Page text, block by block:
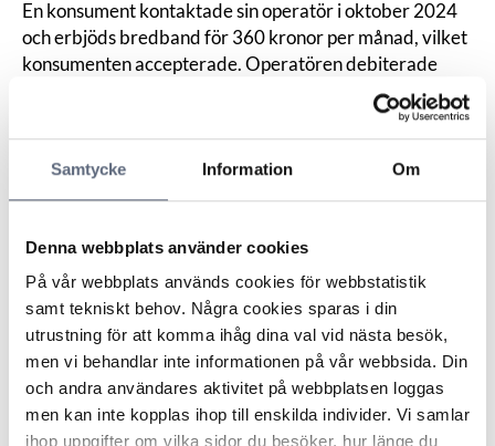
Samtycke Information Om
Denna webbplats använder cookies
På vår webbplats används cookies för webbstatistik
samt tekniskt behov. Några cookies sparas i din
utrustning för att komma ihåg dina val vid nästa besök,
men vi behandlar inte informationen på vår webbsida. Din
och andra användares aktivitet på webbplatsen loggas
men kan inte kopplas ihop till enskilda individer. Vi samlar
ihop uppgifter om vilka sidor du besöker, hur länge du
En konsument kontaktade sin operatör i oktober 2024
och erbjöds bredband för 360 kronor per månad, vilket
konsumenten accepterade. Operatören debiterade
sedan 489 kronor per månad för tjänsten. I ARN krävde
bredbandstjänsten till avtalat pris, och återbetalning av
det överskjutande beloppet som han betalat.
Operatören invände att konsumenten fakturerats
berättat att marknadspriset för tjänsten hade sänkts
och att konsumenten hade en rabatt på 15 procent som
skulle upphöra i november 2024. Det nya priset innebar
inte att rabatten förlängdes.
ARN hade tagit del av en inspelning av samtalet mellan
säljaren och konsumenten, där det framgick att säljaren
erbjöd konsumenten att betala 360 kronor per månad
för bredbandstjänsten. Nämnden ansåg att operatören